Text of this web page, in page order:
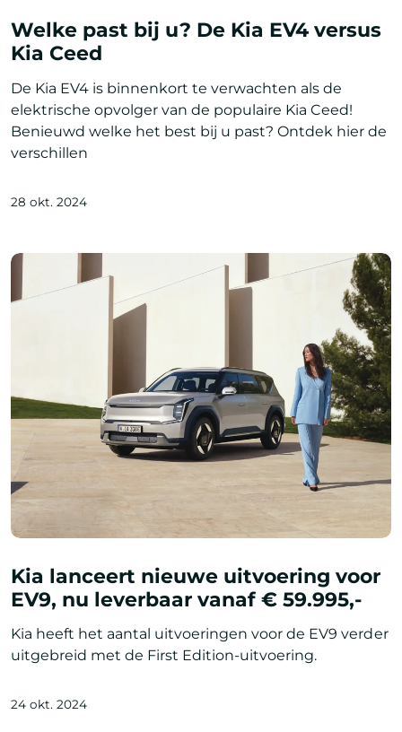
Welke past bij u? De Kia EV4 versus
Kia Ceed
De Kia EV4 is binnenkort te verwachten als de
elektrische opvolger van de populaire Kia Ceed!
Benieuwd welke het best bij u past? Ontdek hier de
verschillen
28 okt. 2024
Kia lanceert nieuwe uitvoering voor
EV9, nu leverbaar vanaf € 59.995,-
Kia heeft het aantal uitvoeringen voor de EV9 verder
uitgebreid met de First Edition-uitvoering.
24 okt. 2024